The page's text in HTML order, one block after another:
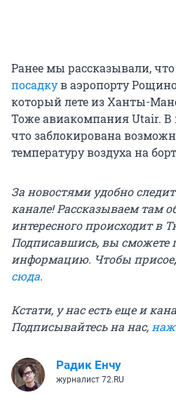
Ранее мы рассказывали, что
посадкув аэропорту
который лете из Ханты-
Тоже авиакомпания Utair. В
что заблокирована
температуру воздуха на
За новостями удобно
канале! Рассказываем там
интересного происходит в
Подписавшись, вы сможете
информацию. Чтобы
сюда.
Кстати, у нас есть еще и
Подписывайтесь на нас,
Радик Енчу
журналист 72.RU